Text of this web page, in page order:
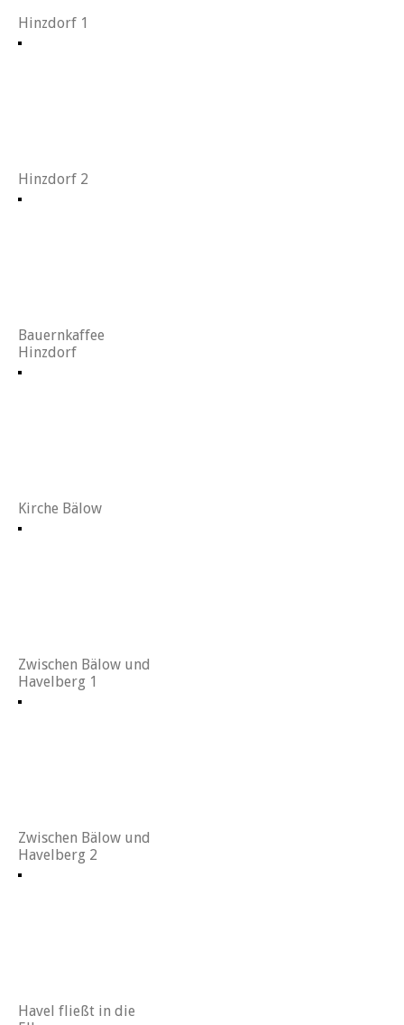
Hinzdorf 1
Hinzdorf 2
Bauernkaffee
Hinzdorf
Kirche Bälow
Zwischen Bälow und
Havelberg 1
Zwischen Bälow und
Havelberg 2
Havel fließt in die